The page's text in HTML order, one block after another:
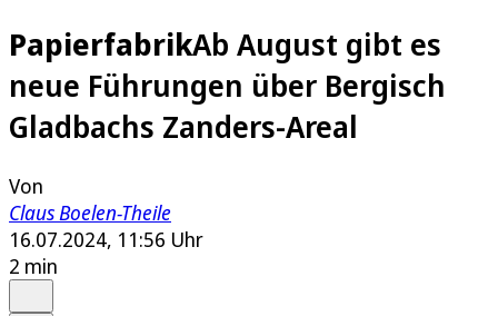
PapierfabrikAb August gibt es
neue Führungen über Bergisch
Gladbachs Zanders-Areal
Von
Claus Boelen-Theile
16.07.2024, 11:56 Uhr
2 min